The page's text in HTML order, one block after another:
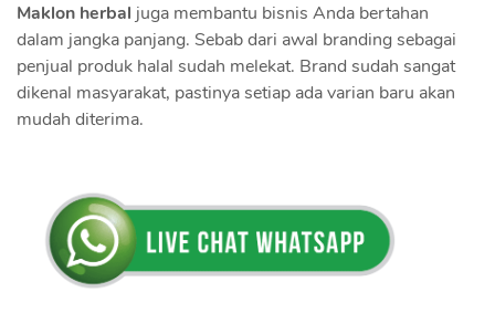
Maklon herbal juga membantu bisnis Anda bertahan
dalam jangka panjang. Sebab dari awal branding sebagai
penjual produk halal sudah melekat. Brand sudah sangat
dikenal masyarakat, pastinya setiap ada varian baru akan
mudah diterima.